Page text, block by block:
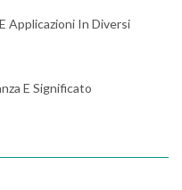
Applicazioni In Diversi
E Significato